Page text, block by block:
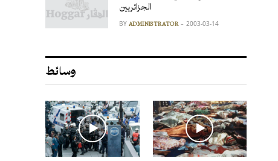
الجزائريين
BY ADMINISTRATOR 2003-03-14
وسائط